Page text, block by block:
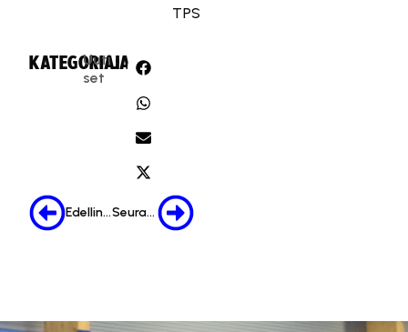
TPS
KATEGORIA:
Uuti
set
JAA:
Edellinen Seuraava